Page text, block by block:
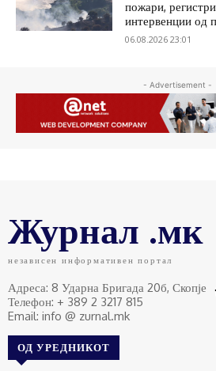
пожари,
интервенции од
06.08.2026 23:01
- Advertisement -
Журнал .мк
независен информативен портал
Адреса: 8 Ударна Бригада 20б, Скопје
Телефон: + 389 2 3217 815
Email: info @ zurnal.mk
ОД УРЕДНИКОТ